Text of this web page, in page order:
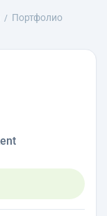
Портфолио